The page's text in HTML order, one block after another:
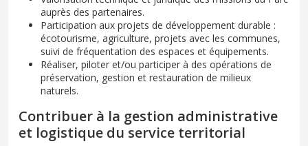
auprès des partenaires.
Participation aux projets de développement durable :
écotourisme, agriculture, projets avec les communes,
suivi de fréquentation des espaces et équipements.
Réaliser, piloter et/ou participer à des opérations de
préservation, gestion et restauration de milieux
naturels.
Contribuer à la gestion administrative
et logistique du service territorial